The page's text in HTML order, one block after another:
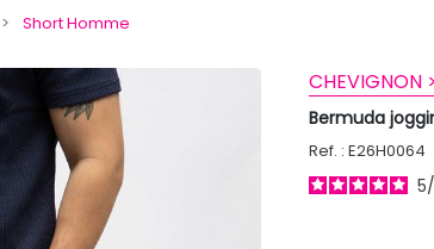
Short Homme
CHEVIGNON >
Bermuda
Ref. : E26H0064
5